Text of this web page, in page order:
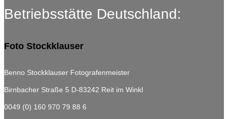
Betriebsstätte Deutschland:
Foto Stockklauser
Benno Stockklauser Fotografenmeister
Birnbacher Straße 5 D-83242 Reit im Winkl
0049 (0) 160 970 79 88 6